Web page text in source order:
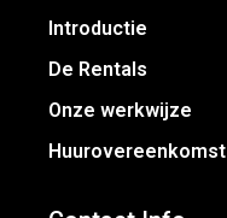
Introductie
De Rentals
Onze werkwijze
Huurovereenkomst